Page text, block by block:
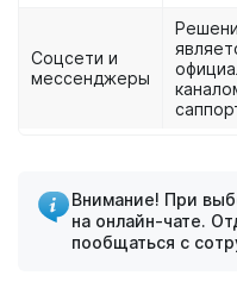
Соцсети и
мессенджеры
Внимание! При
на онлайн-чате.
пообщаться с